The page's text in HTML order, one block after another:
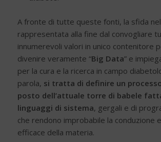
A fronte di tutte queste fonti, la sfida
rappresentata alla fine dal convogliare
innumerevoli valori in unico contenitore
divenire veramente “Big Data” e
per la cura e la ricerca in campo
parola, si tratta di definire un
posto dell’attuale torre di babele
linguaggi di sistema, gergali e di
che rendono improbabile la conduzione
efficace della materia.